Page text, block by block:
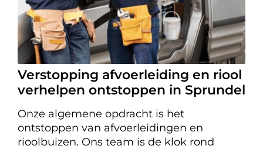
Verstopping afvoerleiding en riool
verhelpen ontstoppen in Sprundel
Onze algemene opdracht is het
ontstoppen van afvoerleidingen en
rioolbuizen. Ons team is de klok rond